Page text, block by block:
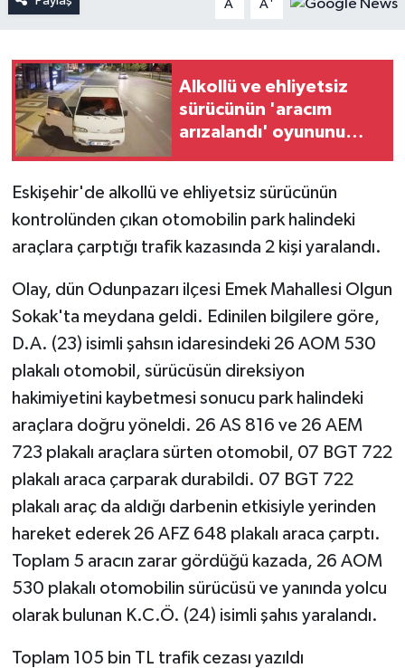
A A
Alkollü ve ehliyetsiz
sürücünün 'aracım
arızalandı' oyununu
Eskişehir'de alkollü ve ehliyetsiz sürücünün
kontrolünden çıkan otomobilin park halindeki
araçlara çarptığı trafik kazasında 2 kişi yaralandı.
Olay, dün Odunpazarı ilçesi Emek Mahallesi Olgun
Sokak'ta meydana geldi. Edinilen bilgilere göre,
D.A. (23) isimli şahsın idaresindeki 26 AOM 530
plakalı otomobil, sürücüsün direksiyon
hakimiyetini kaybetmesi sonucu park halindeki
araçlara doğru yöneldi. 26 AS 816 ve 26 AEM
723 plakalı araçlara sürten otomobil, 07 BGT 722
plakalı araca çarparak durabildi. 07 BGT 722
plakalı araç da aldığı darbenin etkisiyle yerinden
hareket ederek 26 AFZ 648 plakalı araca çarptı.
Toplam 5 aracın zarar gördüğü kazada, 26 AOM
530 plakalı otomobilin sürücüsü ve yanında yolcu
olarak bulunan K.C.Ö. (24) isimli şahıs yaralandı.
Toplam 105 bin TL trafik cezası yazıldı